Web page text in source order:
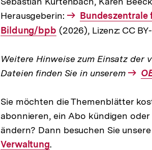
Herausgeberin:
Interner
Link:
Bildung/bpb (2026), Lizenz: CC
Weitere Hinweise zum Einsatz der
Dateien finden Sie in unserem
Sie möchten die Themenblätter
abonnieren, ein Abo kündigen oder
ändern? Dann besuchen Sie unsere
Verwaltung.